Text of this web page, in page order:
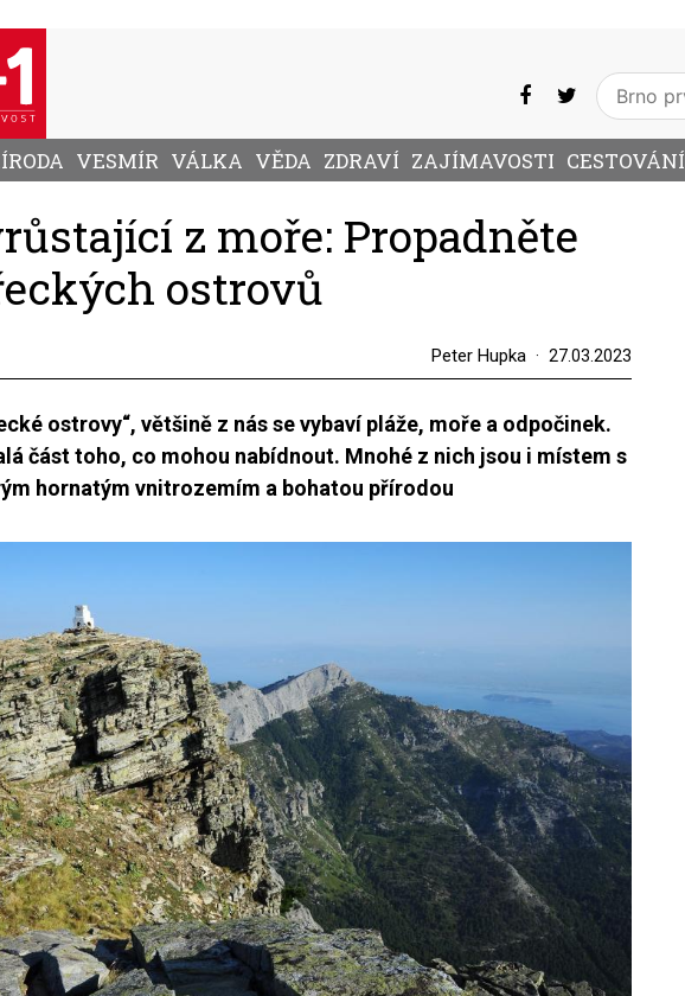
VESMÍR VÁLKA VĚDA ZDRAVÍ ZAJÍMAVOSTI CESTOVÁNÍ
z moře: Propadněte
ostrovů
Peter Hupka 27.03.2023
ostrovy“, většině z nás se vybaví pláže, moře a odpočinek.
část toho, co mohou nabídnout. Mnohé z nich jsou i místem s
hornatým vnitrozemím a bohatou přírodou